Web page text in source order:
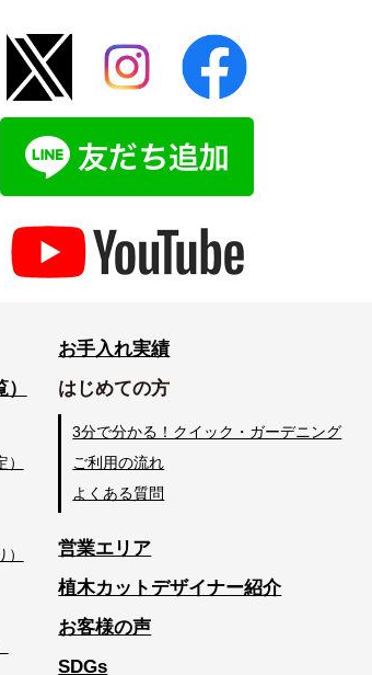
お手入れ実績
はじめての方
3分で分かる！クイック・ガーデニング
ご利用の流れ
よくある質問
営業エリア
植木カットデザイナー紹介
お客様の声
SDGs